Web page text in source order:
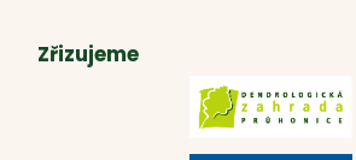
Zřizujeme